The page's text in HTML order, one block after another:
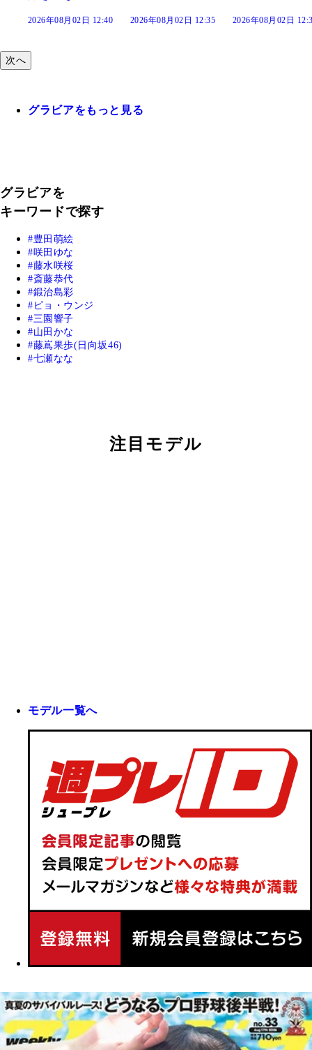
2026年08月02日 12:35 2026年08月02日 12:30 2026年08月02日
次へ
グラビアをもっと見る
グラビアを
キーワードで探す
豊田萌絵
咲田ゆな
藤水咲桜
斎藤恭代
鍛治島彩
ピョ・ウンジ
三園響子
山田かな
藤嶌果歩(日向坂46)
七瀬なな
注目モデル
モデル一覧へ